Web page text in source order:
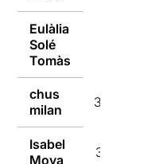
Eulàlia
Solé
Tomàs
chus
milan
30/01/2018
Isabel
Moya
30/01/2018